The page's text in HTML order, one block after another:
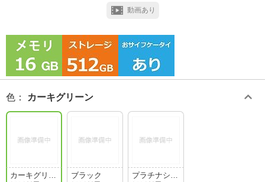
動画あり
色 ： カーキグリーン
カーキグリー
ブラック
プラチナシル